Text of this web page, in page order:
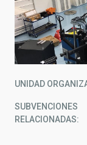
UNIDAD
SUBVENCIONES
RELACIONADAS: